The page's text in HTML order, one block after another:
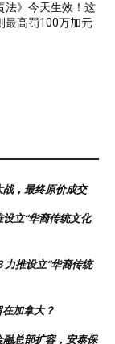
法》今天生效！这
最高罚100万加元
，最终原价成交
立“华裔传统文化
力推设立“华裔传统
加拿大？
总部扩容，安泰保